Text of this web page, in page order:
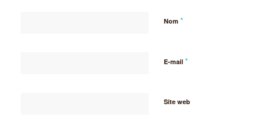
Nom *
E-mail *
Site web